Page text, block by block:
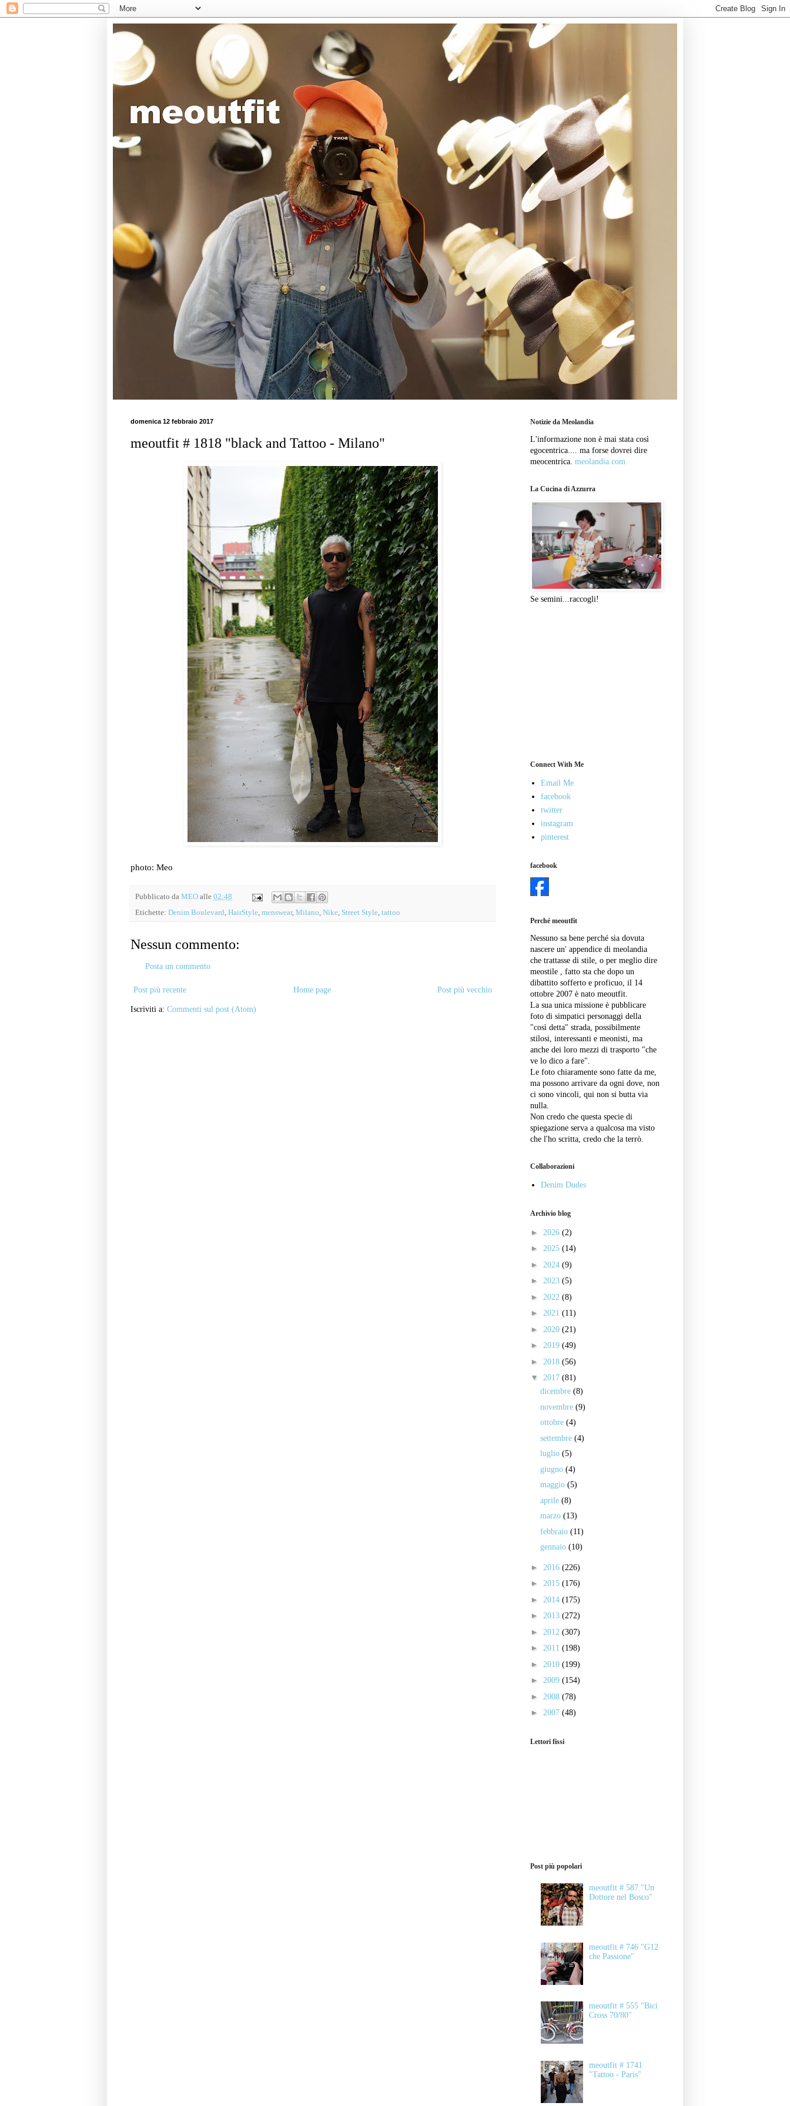
domenica 12 febbraio 2017
meoutfit # 1818 "black and Tattoo - Milano"
photo: Meo
Pubblicato da MEO alle 02:48
Etichette: Denim Boulevard, HairStyle, menswear, Milano, Nike, Street Style, tattoo
Nessun commento:
Posta un commento
Post più recente Post più vecchio
Home page
Iscriviti a: Commenti sul post (Atom)
Notizie da Meolandia
L'informazione non è mai stata così
egocentrica.... ma forse dovrei dire
meocentrica. meolandia.com
La Cucina di Azzurra
Se semini...raccogli!
Connect With Me
Email Me
facebook
twitter
instagram
pinterest
facebook
Perché meoutfit
Nessuno sa bene perché sia dovuta
nascere un' appendice di meolandia
che trattasse di stile, o per meglio dire
meostile , fatto sta che dopo un
dibattito sofferto e proficuo, il 14
ottobre 2007 è nato meoutfit.
La sua unica missione è pubblicare
foto di simpatici personaggi della
"così detta" strada, possibilmente
stilosi, interessanti e meonisti, ma
anche dei loro mezzi di trasporto "che
ve lo dico a fare".
Le foto chiaramente sono fatte da me,
ma possono arrivare da ogni dove, non
ci sono vincoli, qui non si butta via
nulla.
Non credo che questa specie di
spiegazione serva a qualcosa ma visto
che l'ho scritta, credo che la terrò.
Collaborazioni
Denim Dudes
Archivio blog
► 2026 (2)
► 2025 (14)
► 2024 (9)
► 2023 (5)
► 2022 (8)
► 2021 (11)
► 2020 (21)
► 2019 (49)
► 2018 (56)
▼ 2017 (81)
dicembre (8)
novembre (9)
ottobre (4)
settembre (4)
luglio (5)
giugno (4)
maggio (5)
aprile (8)
marzo (13)
febbraio (11)
gennaio (10)
► 2016 (226)
► 2015 (176)
► 2014 (175)
► 2013 (272)
► 2012 (307)
► 2011 (198)
► 2010 (199)
► 2009 (154)
► 2008 (78)
► 2007 (48)
Lettori fissi
Post più popolari
meoutfit # 587 "Un
Dottore nel Bosco"
meoutfit # 746 "G12
che Passione"
meoutfit # 555 "Bici
Cross 70/80"
meoutfit # 1741
"Tattoo - Paris"